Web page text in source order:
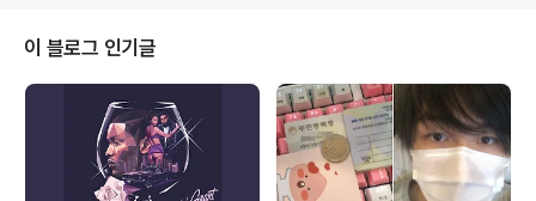
레티나 디스플레이가 탑재될 것은 거의 확실시 됩니다. 그
런데, 이 레티나 디스플레이 때문에 아이패드3는 아이패드
2에 비해서 두꺼워 진다고 합니다. 아무리 두꺼워져봐야
아이패드1만은 하겠습니까 만은, 갈 수록 '슬림'이 대세인
마당에 애플에서 최초로 레티나를 탑재하고 나오는 테블렛
이 두꺼워 진다고 하니..
이 블로그 인기글